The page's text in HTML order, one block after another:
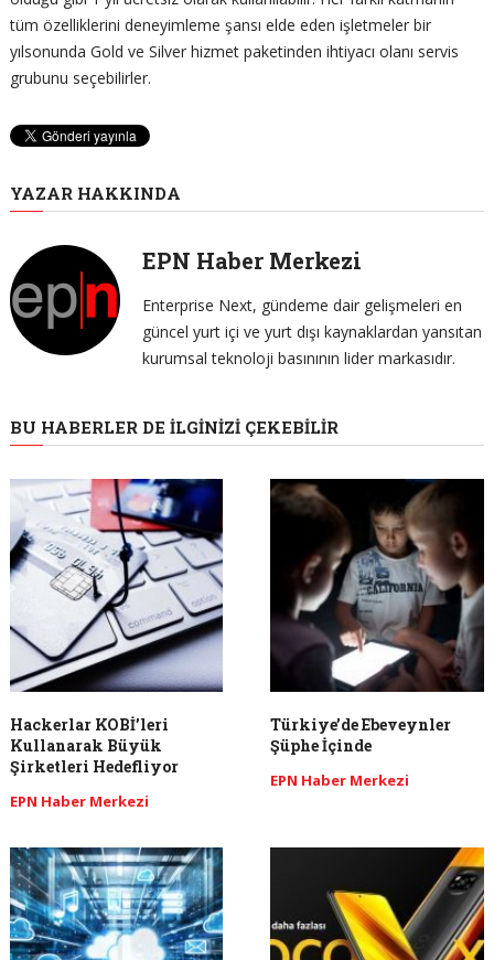
tüm özelliklerini deneyimleme şansı elde eden işletmeler bir
yılsonunda Gold ve Silver hizmet paketinden ihtiyacı olanı servis
grubunu seçebilirler.
YAZAR HAKKINDA
EPN Haber Merkezi
Enterprise Next, gündeme dair gelişmeleri en
güncel yurt içi ve yurt dışı kaynaklardan yansıtan
kurumsal teknoloji basınının lider markasıdır.
BU HABERLER DE İLGINIZI ÇEKEBILIR
Hackerlar KOBİ’leri
Kullanarak Büyük
Şirketleri Hedefliyor
EPN Haber Merkezi
​Türkiye’de Ebeveynler
Şüphe İçinde
EPN Haber Merkezi